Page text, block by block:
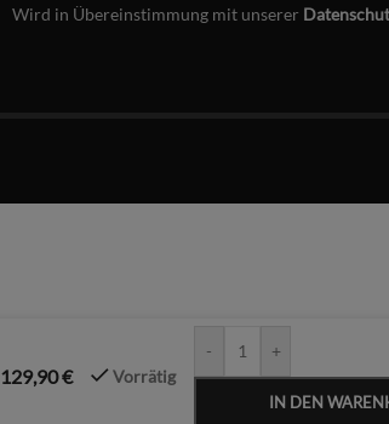
Wird in Übereinstimmung mit unserer
129,90€ Vorrätig
- +
IN DEN